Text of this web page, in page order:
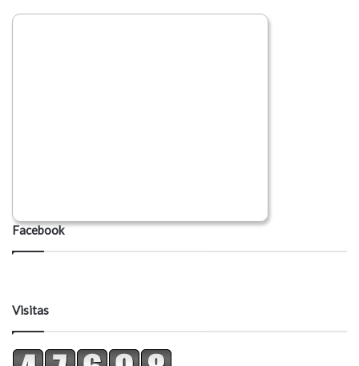
Facebook
Visitas